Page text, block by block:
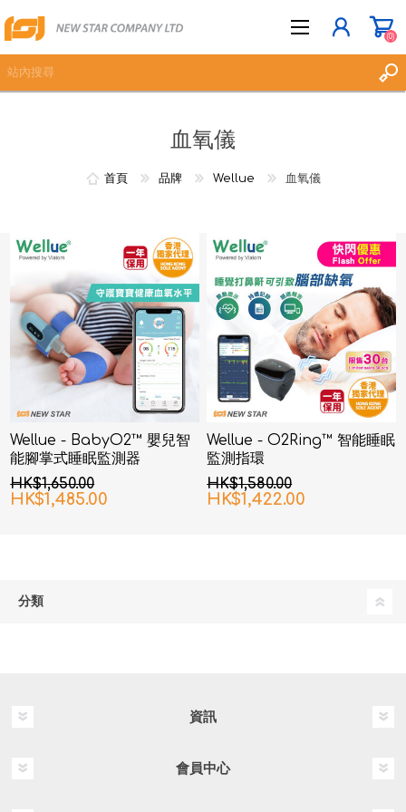
(0)
血氧儀
首頁 品牌 Wellue 血氧儀
Wellue - BabyO2™ 嬰兒智
能腳掌式睡眠監測器
HK$1,650.00
HK$1,485.00
Wellue - O2Ring™ 智能睡眠
監測指環
HK$1,580.00
HK$1,422.00
分類
資訊
會員中心